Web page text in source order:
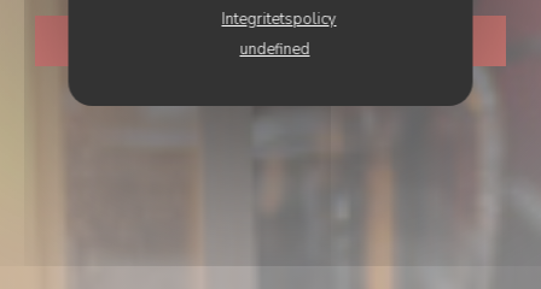
Integritetspolicy
undefined
BOKA ETT BORD